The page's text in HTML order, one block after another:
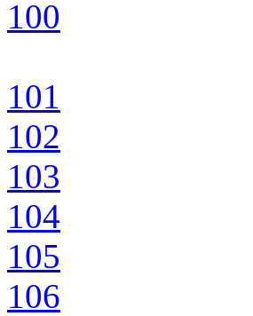
100
101
102
103
104
105
106